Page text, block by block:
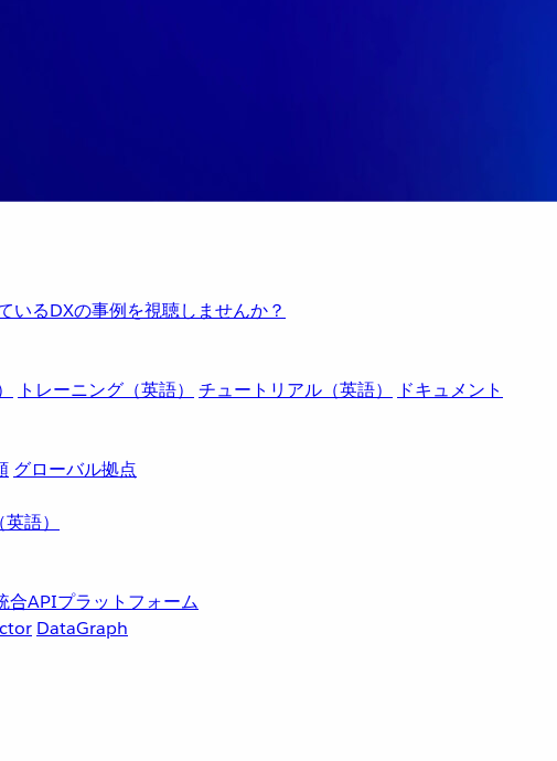
いるDXの事例を視聴しませんか？
トレーニング（英語） チュートリアル（英語）
ドキュメント
グローバル拠点
語）
合APIプラットフォーム
DataGraph